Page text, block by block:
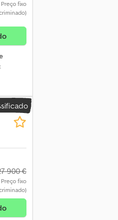
Preço fixo
900 €
Preço fixo